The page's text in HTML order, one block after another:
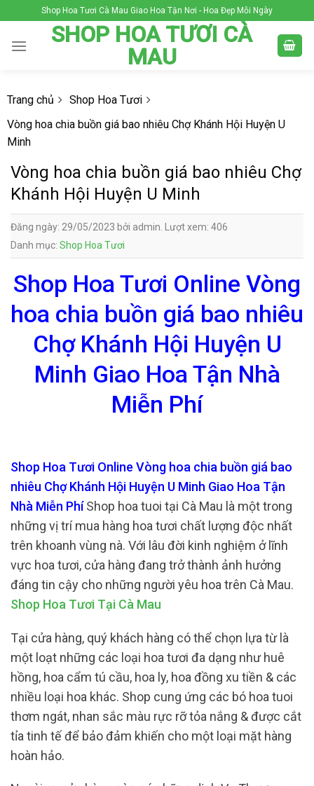
to
content
Shop Hoa Tươi Cà Mau Giao Hoa Tận Nơi - Hoa Đẹp Mỗi Ngày
SHOP HOA TƯƠI CÀ
MAU
Trang chủ
Shop Hoa Tươi
Vòng hoa chia buồn giá bao nhiêu Chợ Khánh Hội Huyện U
Minh
Vòng hoa chia buồn giá bao nhiêu Chợ
Khánh Hội Huyện U Minh
Đăng ngày: 29/05/2023 bởi admin. Lượt xem: 406
Danh mục: Shop Hoa Tươi
Shop Hoa Tươi Online Vòng
hoa chia buồn giá bao nhiêu
Chợ Khánh Hội Huyện U
Minh Giao Hoa Tận Nhà
Miễn Phí
Shop Hoa Tươi Online Vòng hoa chia buồn giá bao
nhiêu Chợ Khánh Hội Huyện U Minh Giao Hoa Tận
Nhà Miễn PhíShop hoa tuoi tại Cà Mau là một trong
những vị trí mua hàng hoa tươi chất lượng độc nhất
trên khoanh vùng nà. Với lâu đời kinh nghiệm ở lĩnh
vực hoa tươi, cửa hàng đang trở thành ảnh hưởng
đáng tin cậy cho những người yêu hoa trên Cà Mau.
Shop Hoa Tươi Tại Cà Mau
Tại cửa hàng, quý khách hàng có thể chọn lựa từ là
một loạt những các loại hoa tươi đa dạng như huê
hồng, hoa cẩm tú cầu, hoa ly, hoa đồng xu tiền & các
nhiều loại hoa khác. Shop cung ứng các bó hoa tuoi
thơm ngát, nhan sắc màu rực rỡ tỏa nắng & được cắt
tỉa tinh tế để bảo đảm khiến cho một loại mặt hàng
hoàn hảo.